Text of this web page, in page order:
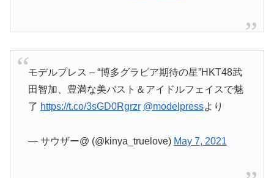
モデルプレス – “博多グラビア期待の星”HKT48武
田智加、豊満な美バスト＆アイドルフェイスで魅
了 https://t.co/3sGD0Rgrzr @modelpressより
— サウザー@ (@kinya_truelove) May 7, 2021